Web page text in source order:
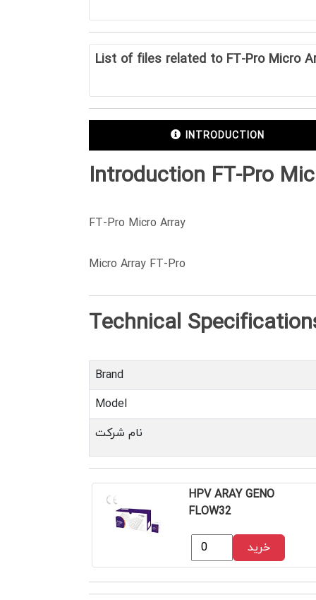
List of files related to FT-Pro Micro
INTRODUCTION
Introduction FT-Pro
FT-Pro Micro Array
Micro Array FT-Pro
Brand
Model
نام شرکت
HPV ARAY GENO
FLOW32
خرید